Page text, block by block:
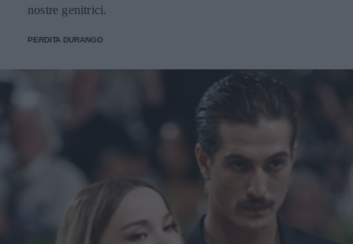
nostre genitrici.
PERDITA DURANGO